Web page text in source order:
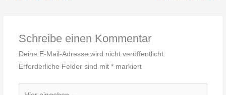
Schreibe einen Kommentar
Deine E-Mail-Adresse wird nicht veröffentlicht.
Erforderliche Felder sind mit *markiert